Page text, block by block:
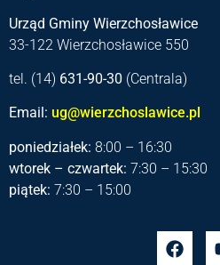
Urząd Gminy Wierzchosławice
33-122 Wierzchosławice 550
tel. (14) 631-90-30 (Centrala)
Email: ug@wierzchoslawice.pl
poniedziałek: 8:00 – 16:30
wtorek – czwartek: 7:30 – 15:30
piątek: 7:30 – 15:00